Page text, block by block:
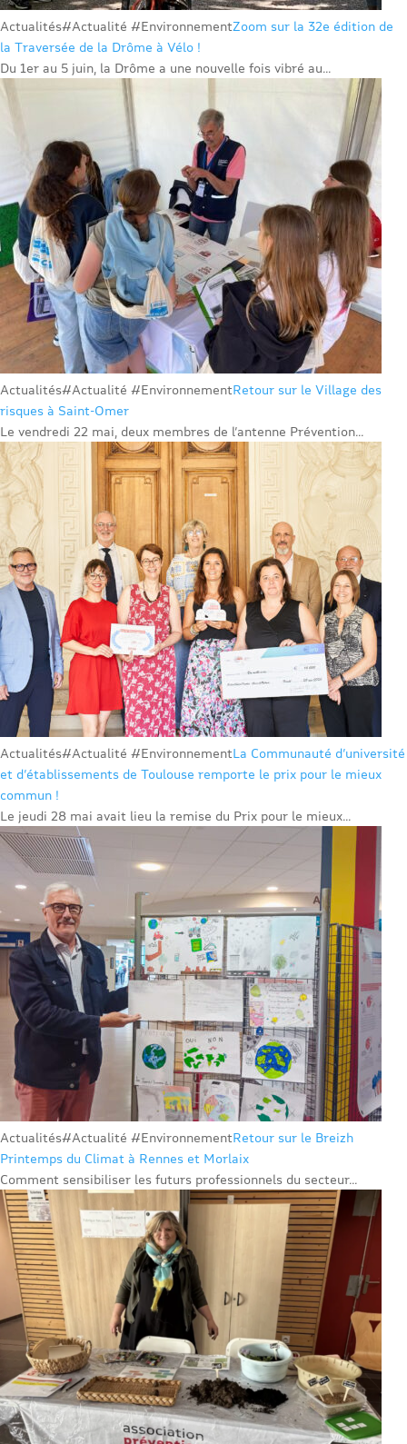
Actualités#Actualité #EnvironnementZoom sur la 32e édition de
la Traversée de la Drôme à Vélo !
Du 1er au 5 juin, la Drôme a une nouvelle fois vibré au...
Actualités#Actualité #EnvironnementRetour sur le Village des
risques à Saint-Omer
Le vendredi 22 mai, deux membres de l’antenne Prévention...
Actualités#Actualité #EnvironnementLa Communauté d’université
et d’établissements de Toulouse remporte le prix pour le mieux
commun !
Le jeudi 28 mai avait lieu la remise du Prix pour le mieux...
Actualités#Actualité #EnvironnementRetour sur le Breizh
Printemps du Climat à Rennes et Morlaix
Comment sensibiliser les futurs professionnels du secteur...